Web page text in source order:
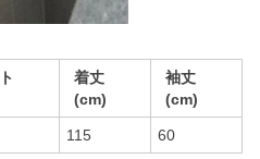
着丈
(cm)
袖丈
(cm)
115 60